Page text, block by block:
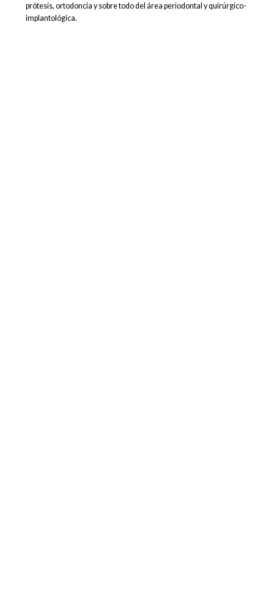
prótesis, ortodoncia y sobre todo del área periodontal y quirúrgico-
implantológica.